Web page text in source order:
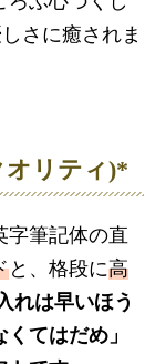
さに癒されま
オリティ)*
字筆記体の直
と、格段に高
れは早いほう
くてはだめ 」